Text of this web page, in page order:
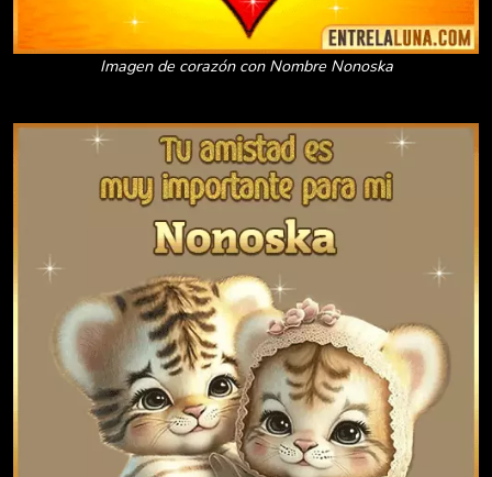
Imagen de corazón con Nombre Nonoska